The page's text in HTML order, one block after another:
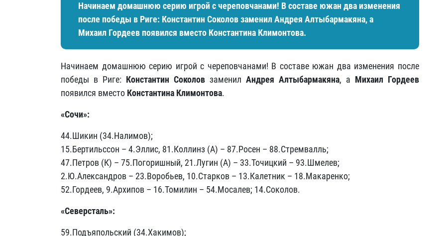
Начинаем домашнюю серию игрой с череповчанами! В составе южан два изменения
после победы в Риге: Константин Соколовзаменил Андрея Алтыбармакяна, а
Михаил Гордеевпоявился вместо Константина Климонтова.
Начинаем домашнюю серию игрой с череповчанами! В составе южан два изменения после
победы в Риге: Константин Соколов заменил Андрея Алтыбармакяна, а Михаил Гордеев
появился вместо Константина Климонтова.
«Сочи»:
44.Шикин (34.Налимов);
15.Бертильссон – 4.Эллис, 81.Коллинз (А) – 87.Росен – 88.Стремвалль;
47.Петров (К) – 75.Погоришный, 21.Лугин (А) – 33.Точицкий – 93.Шмелев;
2.Ю.Александров – 23.Воробьев, 10.Старков – 13.Калетник – 18.Макаренко;
52.Гордеев, 9.Архипов – 16.Томилин – 54.Мосалев; 14.Соколов.
«Северсталь»:
59.Подъяпольский (34.Хакимов);